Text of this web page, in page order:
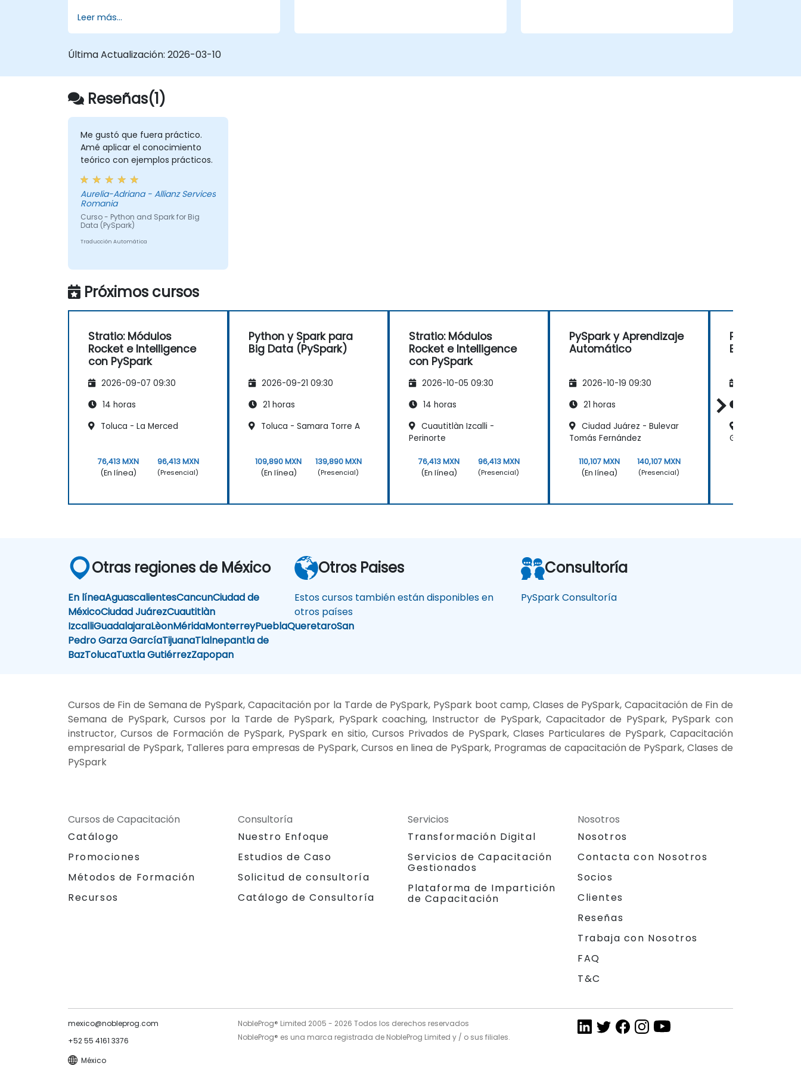
Leer más...
Última Actualización: 2026-03-10
Reseñas(1)
Me gustó que fuera práctico.
Amé aplicar el conocimiento
teórico con ejemplos prácticos.
Aurelia-Adriana - Allianz Services
Romania
Curso - Python and Spark for Big
Data (PySpark)
Traducción Automática
Próximos cursos
Stratio: Módulos
Rocket e Intelligence
con PySpark
2026-09-07 09:30
14 horas
Toluca - La Merced
76,413 MXN
(En línea)
96,413 MXN
(Presencial)
Python y Spark para
Big Data (PySpark)
2026-09-21 09:30
21 horas
Toluca - Samara Torre A
109,890 MXN
(En línea)
139,890 MXN
(Presencial)
Stratio: Módulos
Rocket e Intelligence
con PySpark
2026-10-05 09:30
14 horas
Cuautitlàn Izcalli -
Perinorte
76,413 MXN
(En línea)
96,413 MXN
(Presencial)
PySpark y Aprendizaje
Automático
2026-10-19 09:30
21 horas
Ciudad Juárez - Bulevar
Tomás Fernández
110,107 MXN
(En línea)
140,107 MXN
(Presencial)
Python y
Big Data
Galerìas
Otras regiones de México
En líneaAguascalientesCancunCiudad de
MéxicoCiudad JuárezCuautitlàn
IzcalliGuadalajaraLèonMéridaMonterreyPueblaQueretaroSan
Pedro Garza GarcíaTijuanaTlalnepantla de
BazTolucaTuxtla GutiérrezZapopan
Otros Paises
Estos cursos también están disponibles en
otros países
Consultoría
PySpark Consultoría
Cursos de Fin de Semana de PySpark, Capacitación por la Tarde de PySpark, PySpark boot camp, Clases de PySpark, Capacitación de Fin de
Semana de PySpark, Cursos por la Tarde de PySpark, PySpark coaching, Instructor de PySpark, Capacitador de PySpark, PySpark con
instructor, Cursos de Formación de PySpark, PySpark en sitio, Cursos Privados de PySpark, Clases Particulares de PySpark, Capacitación
empresarial de PySpark, Talleres para empresas de PySpark, Cursos en linea de PySpark, Programas de capacitación de PySpark, Clases de
PySpark
Cursos de Capacitación
Catálogo
Promociones
Métodos de Formación
Recursos
Consultoría
Nuestro Enfoque
Estudios de Caso
Solicitud de consultoría
Catálogo de Consultoría
Servicios
Transformación Digital
Servicios de Capacitación
Gestionados
Plataforma de Impartición
de Capacitación
Nosotros
Nosotros
Contacta con Nosotros
Socios
Clientes
Reseñas
Trabaja con Nosotros
FAQ
T&C
mexico@nobleprog.com
+52 55 4161 3376
México
NobleProg® Limited 2005 - 2026 Todos los derechos reservados
NobleProg® es una marca registrada de NobleProg Limited y / o sus filiales.